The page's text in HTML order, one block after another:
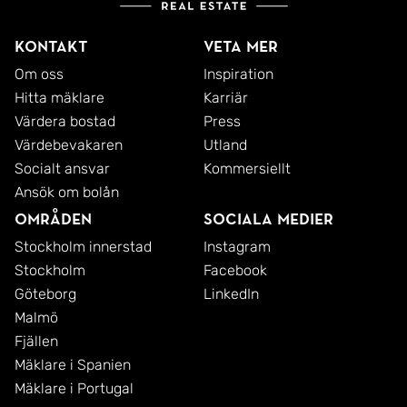
uthusbyggnader 40 kvm. För detaljerad
information, se bifogad detaljplan.
Närområdet
Urö är unikt med sin vackra natur och
promenadvägar längs havet.
Det går snabbt att ta sig ut i Roslagens vackra
hamnen i viken.
Från fastigheten är det endast cirka 6 km (10 min
med bil) till Bergshamra. I Bergshamra finns det
ICA-butik (ombud DHL, Bring, Postnord,
Systembolaget), vårdcentral, bensinstation,
Kontakt
Om oss
Hitta mäklare
Värdera bostad
Värdebevakaren
Socialt ansvar
Ansök om bolån
Veta mer
Inspiration
Karriär
Press
Utland
Kommersiellt
Områden
Stockholm innerstad
Stockholm
Göteborg
Malmö
Fjällen
Mäklare i Spanien
Mäklare i Portugal
Sociala medier
Instagram
Facebook
LinkedIn